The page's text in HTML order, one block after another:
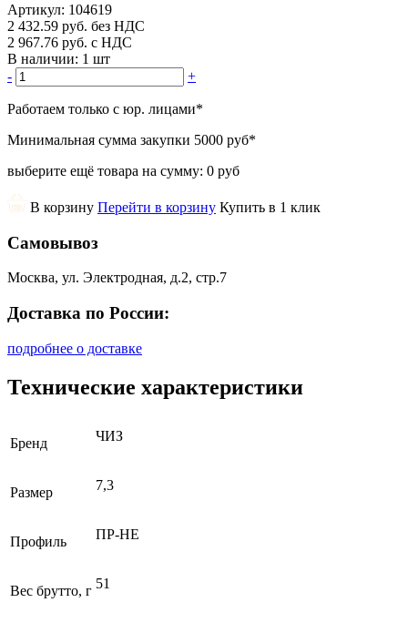
Артикул: 104619
2 432.59 руб. без НДС
2 967.76 руб. с НДС
В наличии: 1 шт
-
+
Работаем только с юр. лицами*
Минимальная сумма закупки 5000 руб*
выберите ещё товара на сумму: 0 руб
В корзину Перейти в корзину Купить в 1 клик
Самовывоз
Москва, ул. Электродная, д.2, стр.7
Доставка по России:
подробнее о доставке
Технические характеристики
Бренд ЧИЗ
Размер 7,3
Профиль ПР-НЕ
Вес брутто, г 51